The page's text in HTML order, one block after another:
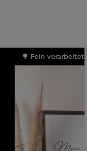
🌳 Fein